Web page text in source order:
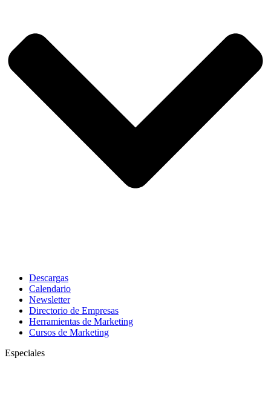
Descargas
Calendario
Newsletter
Directorio de Empresas
Herramientas de Marketing
Cursos de Marketing
Especiales